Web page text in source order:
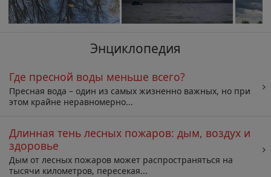
Энциклопедия
Где пресной воды меньше всего?
Пресная вода – один из самых жизненно важных, но при
этом крайне неравномерно...
Длинная тень лесных пожаров: дым, воздух и
здоровье
Дым от лесных пожаров может распространяться на
тысячи километров, пересекая...